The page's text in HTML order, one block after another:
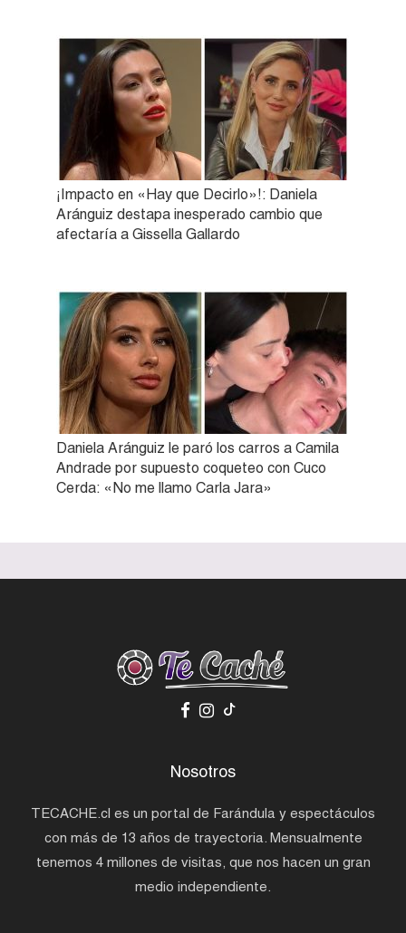
¡Impacto en «Hay que Decirlo»!: Daniela
Aránguiz destapa inesperado cambio que
afectaría a Gissella Gallardo
Daniela Aránguiz le paró los carros a Camila
Andrade por supuesto coqueteo con Cuco
Cerda: «No me llamo Carla Jara»
Nosotros
TECACHE.cl es un portal de Farándula y espectáculos
con más de 13 años de trayectoria. Mensualmente
tenemos 4 millones de visitas, que nos hacen un gran
medio independiente.